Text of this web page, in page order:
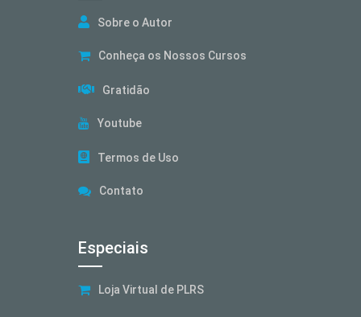
Sobre o Autor
Conheça os Nossos Cursos
Gratidão
Youtube
Termos de Uso
Contato
Especiais
Loja Virtual de PLRS